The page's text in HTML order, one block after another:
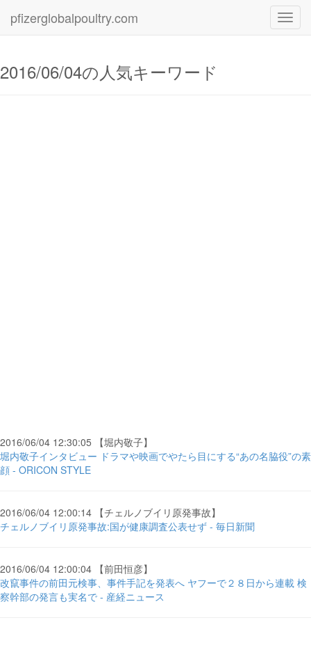
pfizerglobalpoultry.com
2016/06/04の人気キーワード
2016/06/04 12:30:05 【堀内敬子】
堀内敬子インタビュー ドラマや映画でやたら目にする“あの名脇役”の素
顔 - ORICON STYLE
2016/06/04 12:00:14 【チェルノブイリ原発事故】
チェルノブイリ原発事故:国が健康調査公表せず - 毎日新聞
2016/06/04 12:00:04 【前田恒彦】
改竄事件の前田元検事、事件手記を発表へ ヤフーで２８日から連載 検
察幹部の発言も実名で - 産経ニュース